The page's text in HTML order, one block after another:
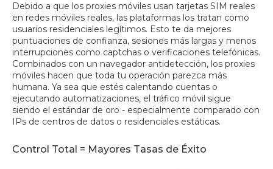
Debido a que los proxies móviles usan tarjetas SIM reales
en redes móviles reales, las plataformas los tratan como
usuarios residenciales legítimos. Esto te da mejores
puntuaciones de confianza, sesiones más largas y menos
interrupciones como captchas o verificaciones telefónicas.
Combinados con un navegador antidetección, los proxies
móviles hacen que toda tu operación parezca más
humana. Ya sea que estés calentando cuentas o
ejecutando automatizaciones, el tráfico móvil sigue
siendo el estándar de oro - especialmente comparado con
IPs de centros de datos o residenciales estáticas.
Control Total = Mayores Tasas de Éxito